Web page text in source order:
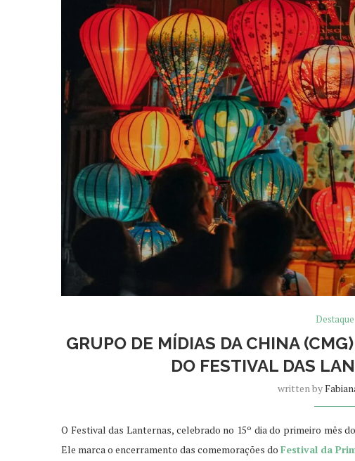
Destaque
GRUPO DE MÍDIAS DA CHINA
DO FESTIVAL DAS
written by
O Festival das Lanternas, celebrado no 15º dia do primeiro mês
Ele marca o encerramento das comemorações do Festival da